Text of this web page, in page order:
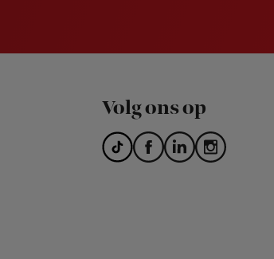
Volg ons op